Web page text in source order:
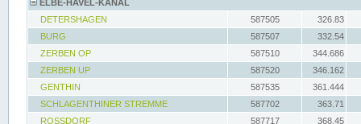
ELBE-HAVEL-KANAL
DETERSHAGEN
587505
326.83
BURG
587507
332.54
ZERBEN OP
587510
344.686
ZERBEN UP
587520
346.162
GENTHIN
587535
361.444
SCHLAGENTHINER STREMME
587702
363.71
ROSSDORF
587717 368.45